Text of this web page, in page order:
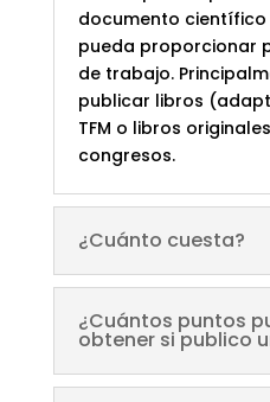
documento
pueda proporcionar
de trabajo.
publicar libros
TFM o libros
congresos.
¿Cuánto cuesta?
¿Cuántos puntos
obtener si publico